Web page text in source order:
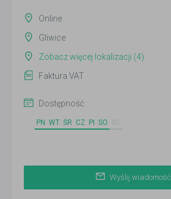
Online
Gliwice
Zobacz więcej lokalizacji (4)
Faktura VAT
Dostępność
PN WT ŚR CZ PI SO
Wyślij wiadomość